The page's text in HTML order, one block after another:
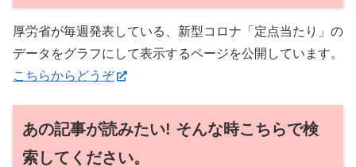
厚労省が毎週発表している、新型コロナ「定点当たり」の
データをグラフにして表示するページを公開しています。
こちらからどうぞ
あの記事が読みたい! そんな時こちらで検
索してください。